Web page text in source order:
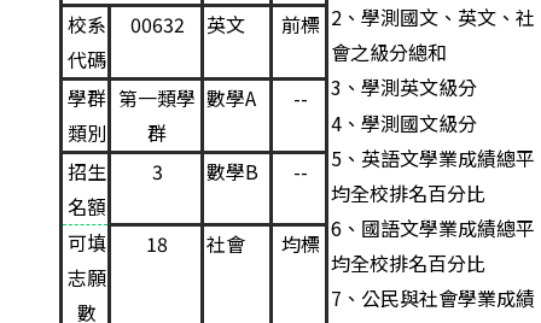
2 、學測國文、英文、社
會之級分總和
3 、學測英文級分
4 、學測國文級分
5 、英語文學業成績總平
均全校排名百分比
6 、國語文學業成績總平
均全校排名百分比
7 、公民與社會學業成績
校系
代碼
00632 英文 前標
學群
類別
第一類學
群
數學A --
招生
名額
3 數學B --
可填
志願
數
18 社會 均標